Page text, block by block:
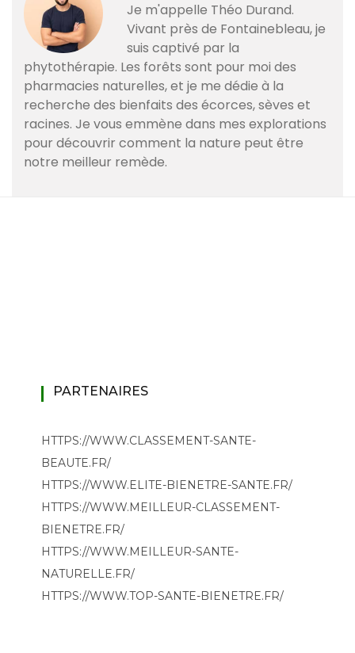
Je m'appelle Théo Durand.
Vivant près de Fontainebleau, je
suis captivé par la
phytothérapie. Les forêts sont pour moi des
pharmacies naturelles, et je me dédie à la
recherche des bienfaits des écorces, sèves et
racines. Je vous emmène dans mes explorations
pour découvrir comment la nature peut être
notre meilleur remède.
PARTENAIRES
HTTPS://WWW.CLASSEMENT-SANTE-
BEAUTE.FR/
HTTPS://WWW.ELITE-BIENETRE-SANTE.FR/
HTTPS://WWW.MEILLEUR-CLASSEMENT-
BIENETRE.FR/
HTTPS://WWW.MEILLEUR-SANTE-
NATURELLE.FR/
HTTPS://WWW.TOP-SANTE-BIENETRE.FR/